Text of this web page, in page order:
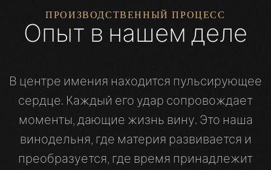
ПРОИЗВОДСТВЕННЫЙ ПРОЦЕСС
Опыт в нашем деле
В центре имения находится пульсирующее
сердце. Каждый его удар сопровождает
моменты, дающие жизнь вину. Это наша
винодельня, где материя развивается и
преобразуется, где время принадлежит